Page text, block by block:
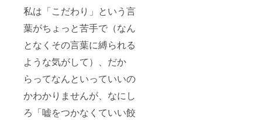
私は「こだわり」という言
葉がちょっと苦手で（なん
となくその言葉に縛られる
ような気がして）、だか
らってなんといっていいの
かわかりませんが、なにし
ろ「嘘をつかなくていい餃